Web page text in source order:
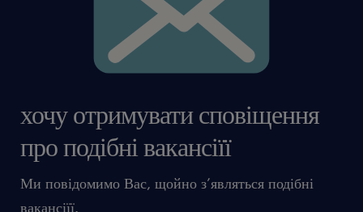
хочу отримувати сповіщення
про подібні вакансіїї
Ми повідомимо Вас, щойно з’являться подібні
вакансіїї.